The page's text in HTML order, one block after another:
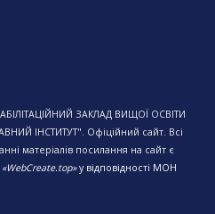
ЗАКЛАД ВИЩОЇ ОСВІТИ
ІНСТИТУТ". Офіційний сайт. Всі
матеріалів посилання на сайт є
«WebCreate.top»у відповідності МОН